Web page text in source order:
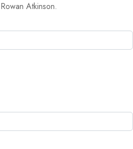
Atkinson.